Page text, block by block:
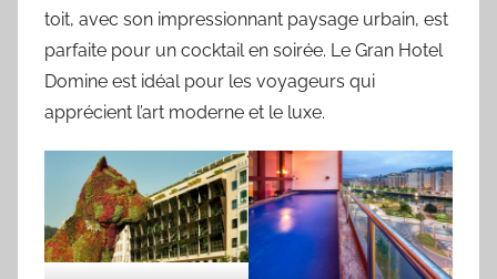
toit, avec son impressionnant paysage urbain, est
parfaite pour un cocktail en soirée. Le Gran Hotel
Domine est idéal pour les voyageurs qui
apprécient l’art moderne et le luxe.